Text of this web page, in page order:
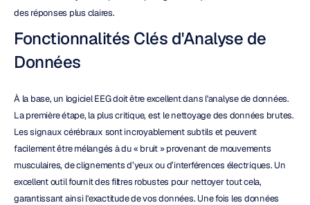
des réponses plus claires.
Fonctionnalités Clés d'Analyse de
Données
À la base, un logiciel EEG doit être excellent dans l'analyse de données.
La première étape, la plus critique, est le nettoyage des données brutes.
Les signaux cérébraux sont incroyablement subtils et peuvent
facilement être mélangés à du « bruit » provenant de mouvements
musculaires, de clignements d’yeux ou d’interférences électriques. Un
excellent outil fournit des filtres robustes pour nettoyer tout cela,
garantissant ainsi l'exactitude de vos données. Une fois les données